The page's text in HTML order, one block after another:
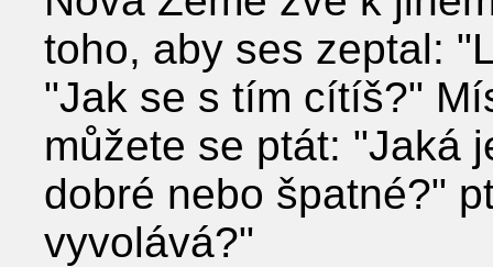
toho, aby ses zeptal:
"Jak se s tím cítíš?"
můžete se ptát: "Jaká
dobré nebo špatné?"
vyvolává?"